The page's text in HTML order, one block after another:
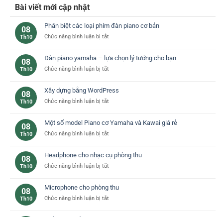
Bài viết mới cập nhật
08
Th10
Phân biệt các loại phím đàn piano cơ bản
Chức năng bình luận bị tắtở
các
loại
cơ
08
Th10
Đàn piano yamaha – lựa chọn lý tưởng cho bạn
Chức năng bình luận bị tắtở
yamaha
–
chọn
tưởng
bạn
08
Th10
Xây dựng bằng WordPress
Chức năng bình luận bị tắtở
bằng
WordPress
08
Th10
Một số model Piano cơ Yamaha và Kawai giá rẻ
Chức năng bình luận bị tắtở
model
Piano
Yamaha
Kawai
08
Th10
Headphone cho nhạc cụ phòng thu
Chức năng bình luận bị tắtở
nhạc
cụ
08
Th10
Microphone cho phòng thu
Chức năng bình luận bị tắtở